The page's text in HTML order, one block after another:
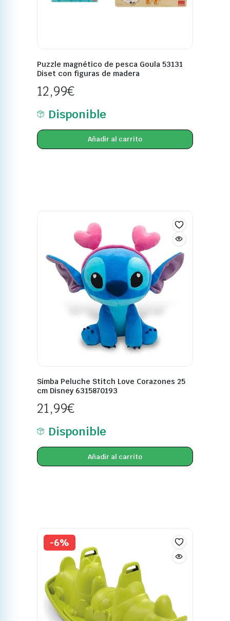
Puzzle magnético de pesca Goula 53131
Diset con figuras de madera
12,99€
Disponible
Añadir al carrito
Simba Peluche Stitch Love Corazones 25
cm Disney 6315870193
21,99€
Disponible
Añadir al carrito
-6%